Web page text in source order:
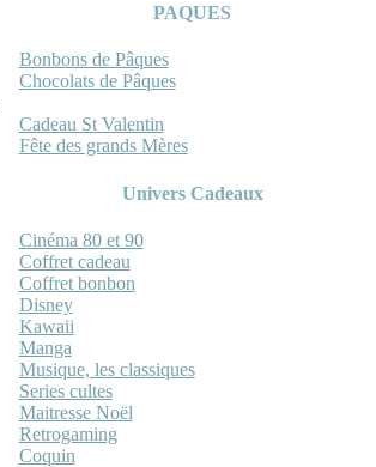
PAQUES
Bonbons de Pâques
Chocolats de Pâques
Cadeau St Valentin
Fête des grands Mères
Univers Cadeaux
Cinéma 80 et 90
Coffret cadeau
Coffret bonbon
Disney
Kawaii
Manga
Musique, les classiques
Series cultes
Maitresse Noël
Retrogaming
Coquin